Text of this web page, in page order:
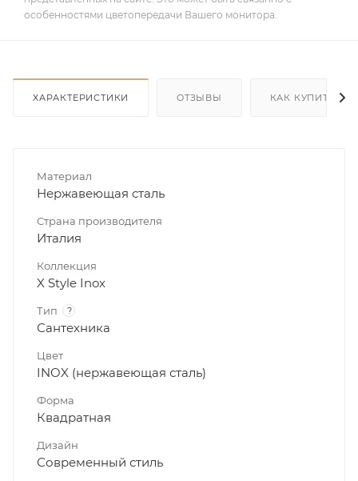
особенностями цветопередачи Вашего монитора.
ХАРАКТЕРИСТИКИ ОТЗЫВЫ КАК КУПИТЬ
Материал
Нержавеющая сталь
Страна производителя
Италия
Коллекция
X Style Inox
Тип ?
Сантехника
Цвет
INOX (нержавеющая сталь)
Форма
Квадратная
Дизайн
Современный стиль